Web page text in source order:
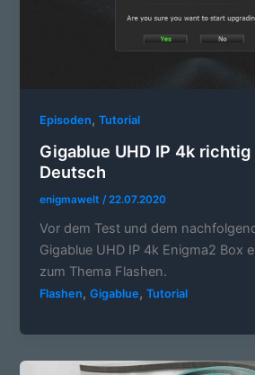
Episoden,Tutorial
Gigablue UHD IP 4k richtig
Deutsch
enigmawelt /22.07.2020
Vor dem Test und dem
Gigablue UHD IP 4k Enigma2 Box
zum Thema Flashen.
Flashen,Gigablue,Tutorial